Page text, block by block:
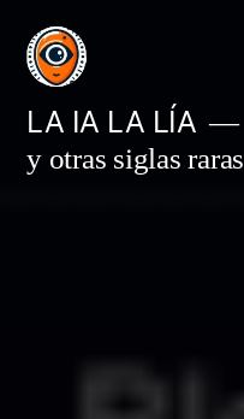
Saltar
contenido
LA IA LA LÍA
y otras siglas raras